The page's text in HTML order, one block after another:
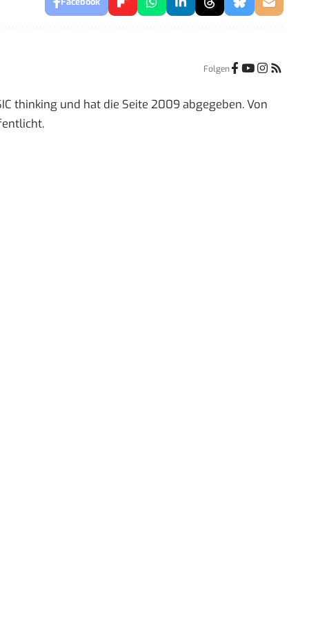
Folgen
thinking und hat die Seite 2009 abgegeben. Von